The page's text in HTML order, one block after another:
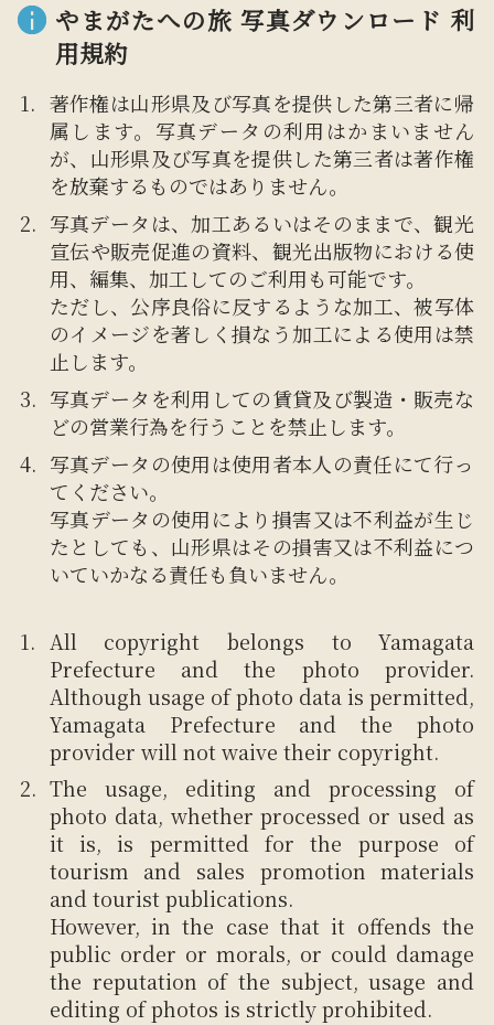
やまがたへの旅 写真ダウンロード 利
用規約
著作権は山形県及び写真を提供した第三者に帰
属します。写真データの利用はかまいません
が、山形県及び写真を提供した第三者は著作権
を放棄するものではありません。
写真データは、加工あるいはそのままで、観光
宣伝や販売促進の資料、観光出版物における使
用、編集、加工してのご利用も可能です。
ただし、公序良俗に反するような加工、被写体
のイメージを著しく損なう加工による使用は禁
止します。
写真データを利用しての賃貸及び製造・販売な
どの営業行為を行うことを禁止します。
写真データの使用は使用者本人の責任にて行っ
てください。
写真データの使用により損害又は不利益が生じ
たとしても、山形県はその損害又は不利益につ
いていかなる責任も負いません。
All copyright belongs to Yamagata
Prefecture and the photo provider.
Although usage of photo data is permitted,
Yamagata Prefecture and the photo
provider will not waive their copyright.
The usage, editing and processing of
photo data, whether processed or used as
it is, is permitted for the purpose of
tourism and sales promotion materials
and tourist publications.
However, in the case that it offends the
public order or morals, or could damage
the reputation of the subject, usage and
editing of photos is strictly prohibited.